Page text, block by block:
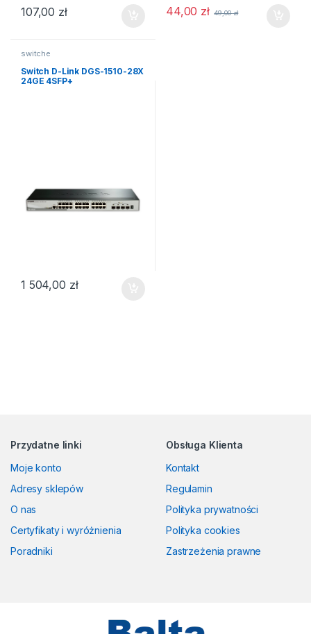
107,00 zł 44,00 zł 49,00zł
switche
Switch D-Link DGS-1510-28X
24GE 4SFP+
1 504,00 zł
Przydatne linki
Moje konto
Adresy sklepów
O nas
Certyfikaty i wyróżnienia
Poradniki
Obsługa Klienta
Kontakt
Regulamin
Polityka prywatności
Polityka cookies
Zastrzeżenia prawne